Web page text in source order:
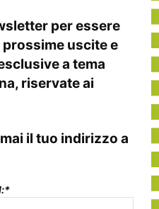
nella medicina, nella
dalla prospettiva del
o vuoi collaborare
per essere
prossime uscitee
a tema
riservate ai
il tuo indirizzo a